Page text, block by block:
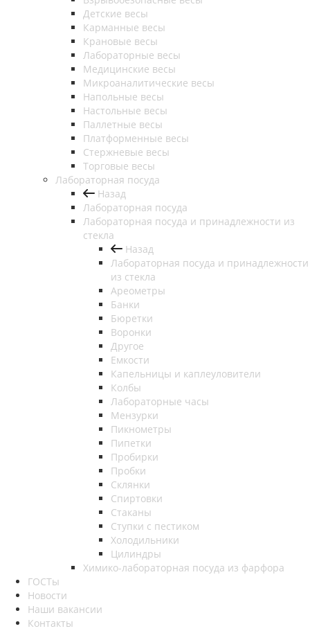
Детские весы
Карманные весы
Крановые весы
Лабораторные весы
Медицинские весы
Микроаналитические весы
Напольные весы
Настольные весы
Паллетные весы
Платформенные весы
Стержневые весы
Торговые весы
Лабораторная посуда
Назад
Лабораторная посуда
Лабораторная посуда и принадлежности из
стекла
Назад
Лабораторная посуда и принадлежности
из стекла
Ареометры
Банки
Бюретки
Воронки
Другое
Емкости
Капельницы и каплеуловители
Колбы
Лабораторные часы
Мензурки
Пикнометры
Пипетки
Пробирки
Пробки
Склянки
Спиртовки
Стаканы
Ступки с пестиком
Холодильники
Цилиндры
Химико-лабораторная посуда из фарфора
ГОСТы
Новости
Наши вакансии
Контакты